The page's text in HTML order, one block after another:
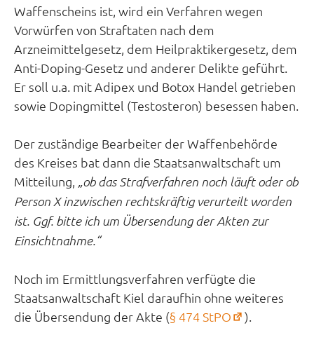
Waffenscheins ist, wird ein Verfahren wegen
Vorwürfen von Straftaten nach dem
Arzneimittelgesetz, dem Heilpraktikergesetz, dem
Anti-Doping-Gesetz und anderer Delikte geführt.
Er soll u.a. mit Adipex und Botox Handel getrieben
sowie Dopingmittel (Testosteron) besessen haben.
Der zuständige Bearbeiter der Waffenbehörde
des Kreises bat dann die Staatsanwaltschaft um
Mitteilung, „ob das Strafverfahren noch läuft oder ob
Person X inzwischen rechtskräftig verurteilt worden
ist. Ggf. bitte ich um Übersendung der Akten zur
Einsichtnahme.“
Noch im Ermittlungsverfahren verfügte die
Staatsanwaltschaft Kiel daraufhin ohne weiteres
die Übersendung der Akte (§ 474 StPO
(öffnet
).